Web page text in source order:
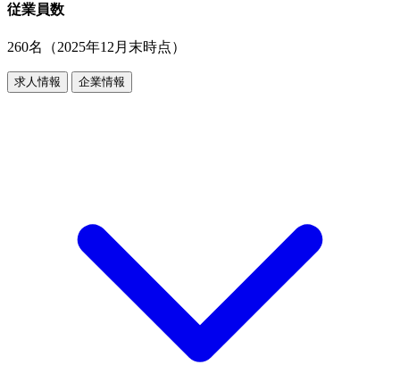
従業員数
260名（2025年12月末時点）
求人情報 企業情報